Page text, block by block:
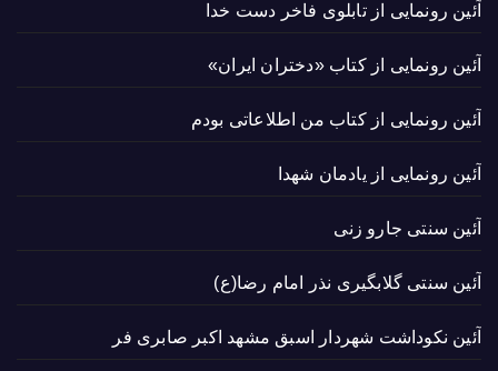
آئین رونمایی از تابلوی فاخر دست خدا
آئین رونمایی از کتاب «دختران ایران»
آئین رونمایی از کتاب من اطلاعاتی بودم
آئین رونمایی از یادمان شهدا
آئین سنتی جارو زنی
آئین سنتی گلابگیری نذر امام رضا(ع)
آئین نکوداشت شهردار اسبق مشهد اکبر صابری فر